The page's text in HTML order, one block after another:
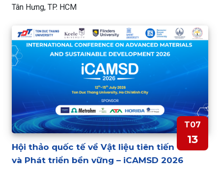
Tân Hưng, TP. HCM
T07
13
Hội thảo quốc tế về Vật liệu tiên tiến
và Phát triển bền vững – iCAMSD 2026